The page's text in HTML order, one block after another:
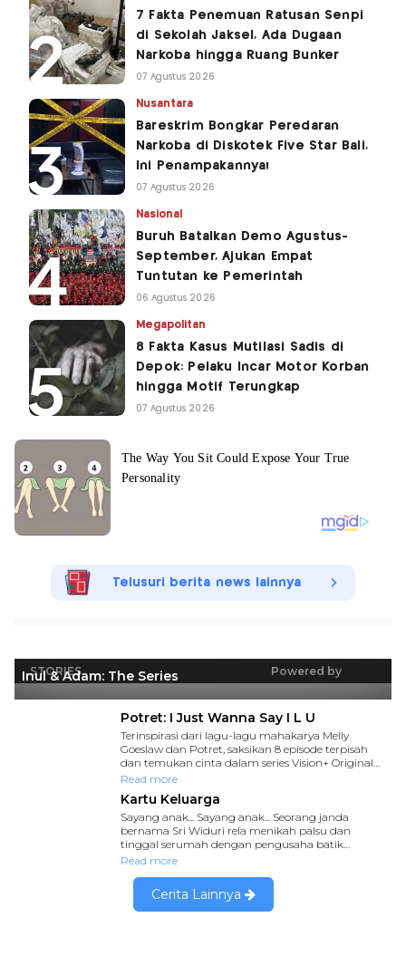
7 Fakta Penemuan Ratusan Senpi
di Sekolah Jaksel, Ada Dugaan
Narkoba hingga Ruang Bunker
07 Agustus 2026
Nusantara
Bareskrim Bongkar Peredaran
Narkoba di Diskotek Five Star Bali,
Ini Penampakannya!
07 Agustus 2026
Nasional
Buruh Batalkan Demo Agustus-
September, Ajukan Empat
Tuntutan ke Pemerintah
06 Agustus 2026
Megapolitan
8 Fakta Kasus Mutilasi Sadis di
Depok: Pelaku Incar Motor Korban
hingga Motif Terungkap
07 Agustus 2026
Telusuri berita news lainnya